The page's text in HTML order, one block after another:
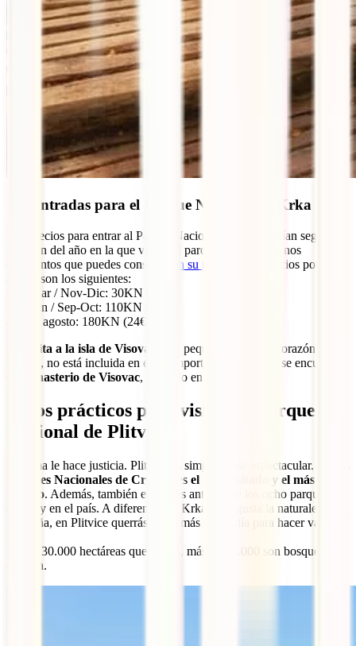
Las entradas para el Parque Nacional de Krka
Los precios para entrar al Parque Nacional de Krka varían según la
estación del año en la que visites el parque. Tienen algunos
descuentos que puedes consultar
en su página
. Los precios por
adulto son los siguientes:
Ene-Mar / Nov-Dic: 30KN (4€)
Abr-Jun / Sep-Oct: 110KN (15€)
Julio y agosto: 180KN (24€)
La visita a la isla de Visovac
, una pequeña isla en el corazón del
parque, no está incluida en estos importes. En Visovac se encuentra
Monasterio de Visovac, fundado en el siglo XIV.
Datos prácticos para visitar el Parque
Nacional de Plitvice
Su fama le hace justicia. Plitvice es simplemente espectacular. De los
Parques Nacionales de Croacia
es el más visitado y el más
famoso. Además, también es el más antiguo de los ocho parques
que hay en el país. A diferencia de Krka, si te gusta la naturaleza y la
montaña, en Plitvice querrás pasar más de un día para hacer varias
De las 30.000 hectáreas que ocupa, más de 20.000 son bosques, ahí
es nada.